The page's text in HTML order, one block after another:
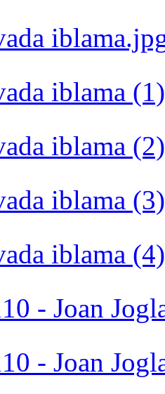
iblama
iblama
iblama
iblama
- Joan
- Joan